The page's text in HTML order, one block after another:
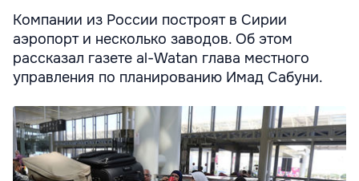
Компании из России построят в Сирии
аэропорт и несколько заводов. Об этом
рассказал газете al-Watan глава местного
управления по планированию Имад Сабуни.